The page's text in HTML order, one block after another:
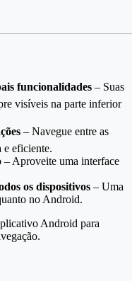
funcionalidades – Suas
visíveis na parte inferior
– Navegue entre as
e eficiente.
– Aproveite uma interface
os dispositivos – Uma
no Android.
Android para